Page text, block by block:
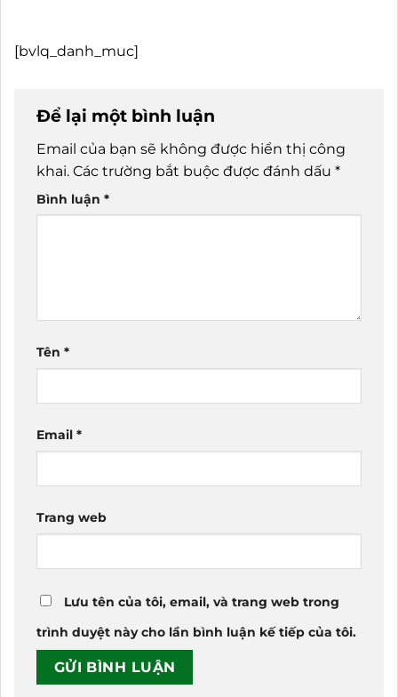
[bvlq_danh_muc]
Để lại một bình luận
Email của bạn sẽ không được hiển thị công
khai. Các trường bắt buộc được đánh dấu *
Bình luận *
Tên *
Email *
Trang web
Lưu tên của tôi, email, và trang web trong
trình duyệt này cho lần bình luận kế tiếp của tôi.